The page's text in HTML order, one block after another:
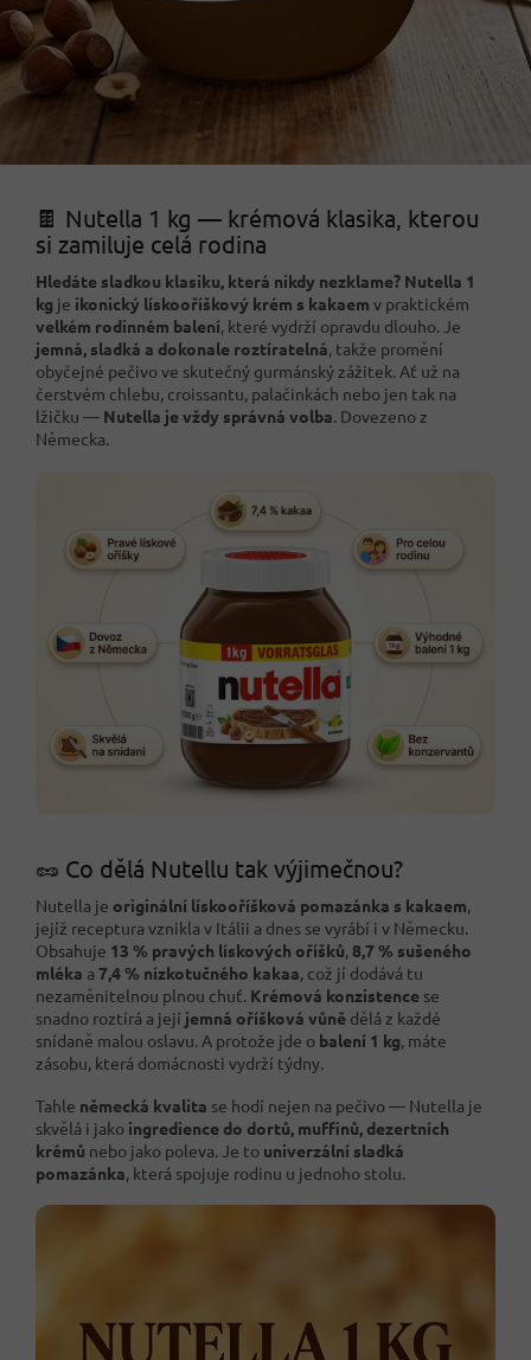
🍫 Nutella 1 kg — krémová klasika, kterou
si zamiluje celá rodina
Hledáte sladkou klasiku, která nikdy nezklame? Nutella 1
kg je ikonický lískooříškový krém s kakaem v praktickém
velkém rodinném balení, které vydrží opravdu dlouho. Je
jemná, sladká a dokonale roztíratelná, takže promění
obyčejné pečivo ve skutečný gurmánský zážitek. Ať už na
čerstvém chlebu, croissantu, palačinkách nebo jen tak na
lžičku — Nutella je vždy správná volba. Dovezeno z
Německa.
🥜 Co dělá Nutellu tak výjimečnou?
Nutella je originální lískooříšková pomazánka s kakaem,
jejíž receptura vznikla v Itálii a dnes se vyrábí i v Německu.
Obsahuje 13 % pravých lískových oříšků,8,7 % sušeného
mléka a 7,4 % nízkotučného kakaa, což jí dodává tu
nezaměnitelnou plnou chuť. Krémová konzistence se
snadno roztírá a její jemná oříšková vůně dělá z každé
snídaně malou oslavu. A protože jde o balení 1 kg, máte
zásobu, která domácnosti vydrží týdny.
Tahle německá kvalita se hodí nejen na pečivo — Nutella je
skvělá i jako ingredience do dortů, muffinů, dezertních
krémů nebo jako poleva. Je to univerzální sladká
pomazánka, která spojuje rodinu u jednoho stolu.